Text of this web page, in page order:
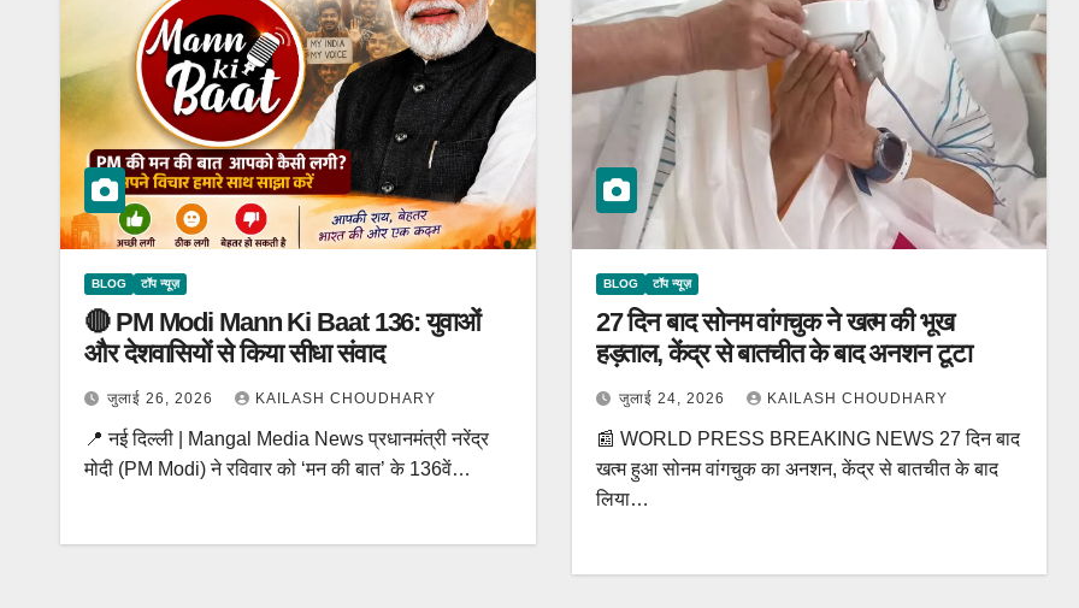
BLOG टॉप न्यूज़
🔴 PM Modi Mann Ki Baat 136: युवाओं
और देशवासियों से किया सीधा संवाद
जुलाई 26, 2026 KAILASH CHOUDHARY
📍 नई दिल्ली | Mangal Media News प्रधानमंत्री नरेंद्र
मोदी (PM Modi) ने रविवार को ‘मन की बात’ के 136वें…
BLOG टॉप न्यूज़
27 दिन बाद सोनम वांगचुक ने खत्म की भूख
हड़ताल, केंद्र से बातचीत के बाद अनशन टूटा
जुलाई 24, 2026 KAILASH CHOUDHARY
📰 WORLD PRESS BREAKING NEWS 27 दिन बाद
खत्म हुआ सोनम वांगचुक का अनशन, केंद्र से बातचीत के बाद
लिया…